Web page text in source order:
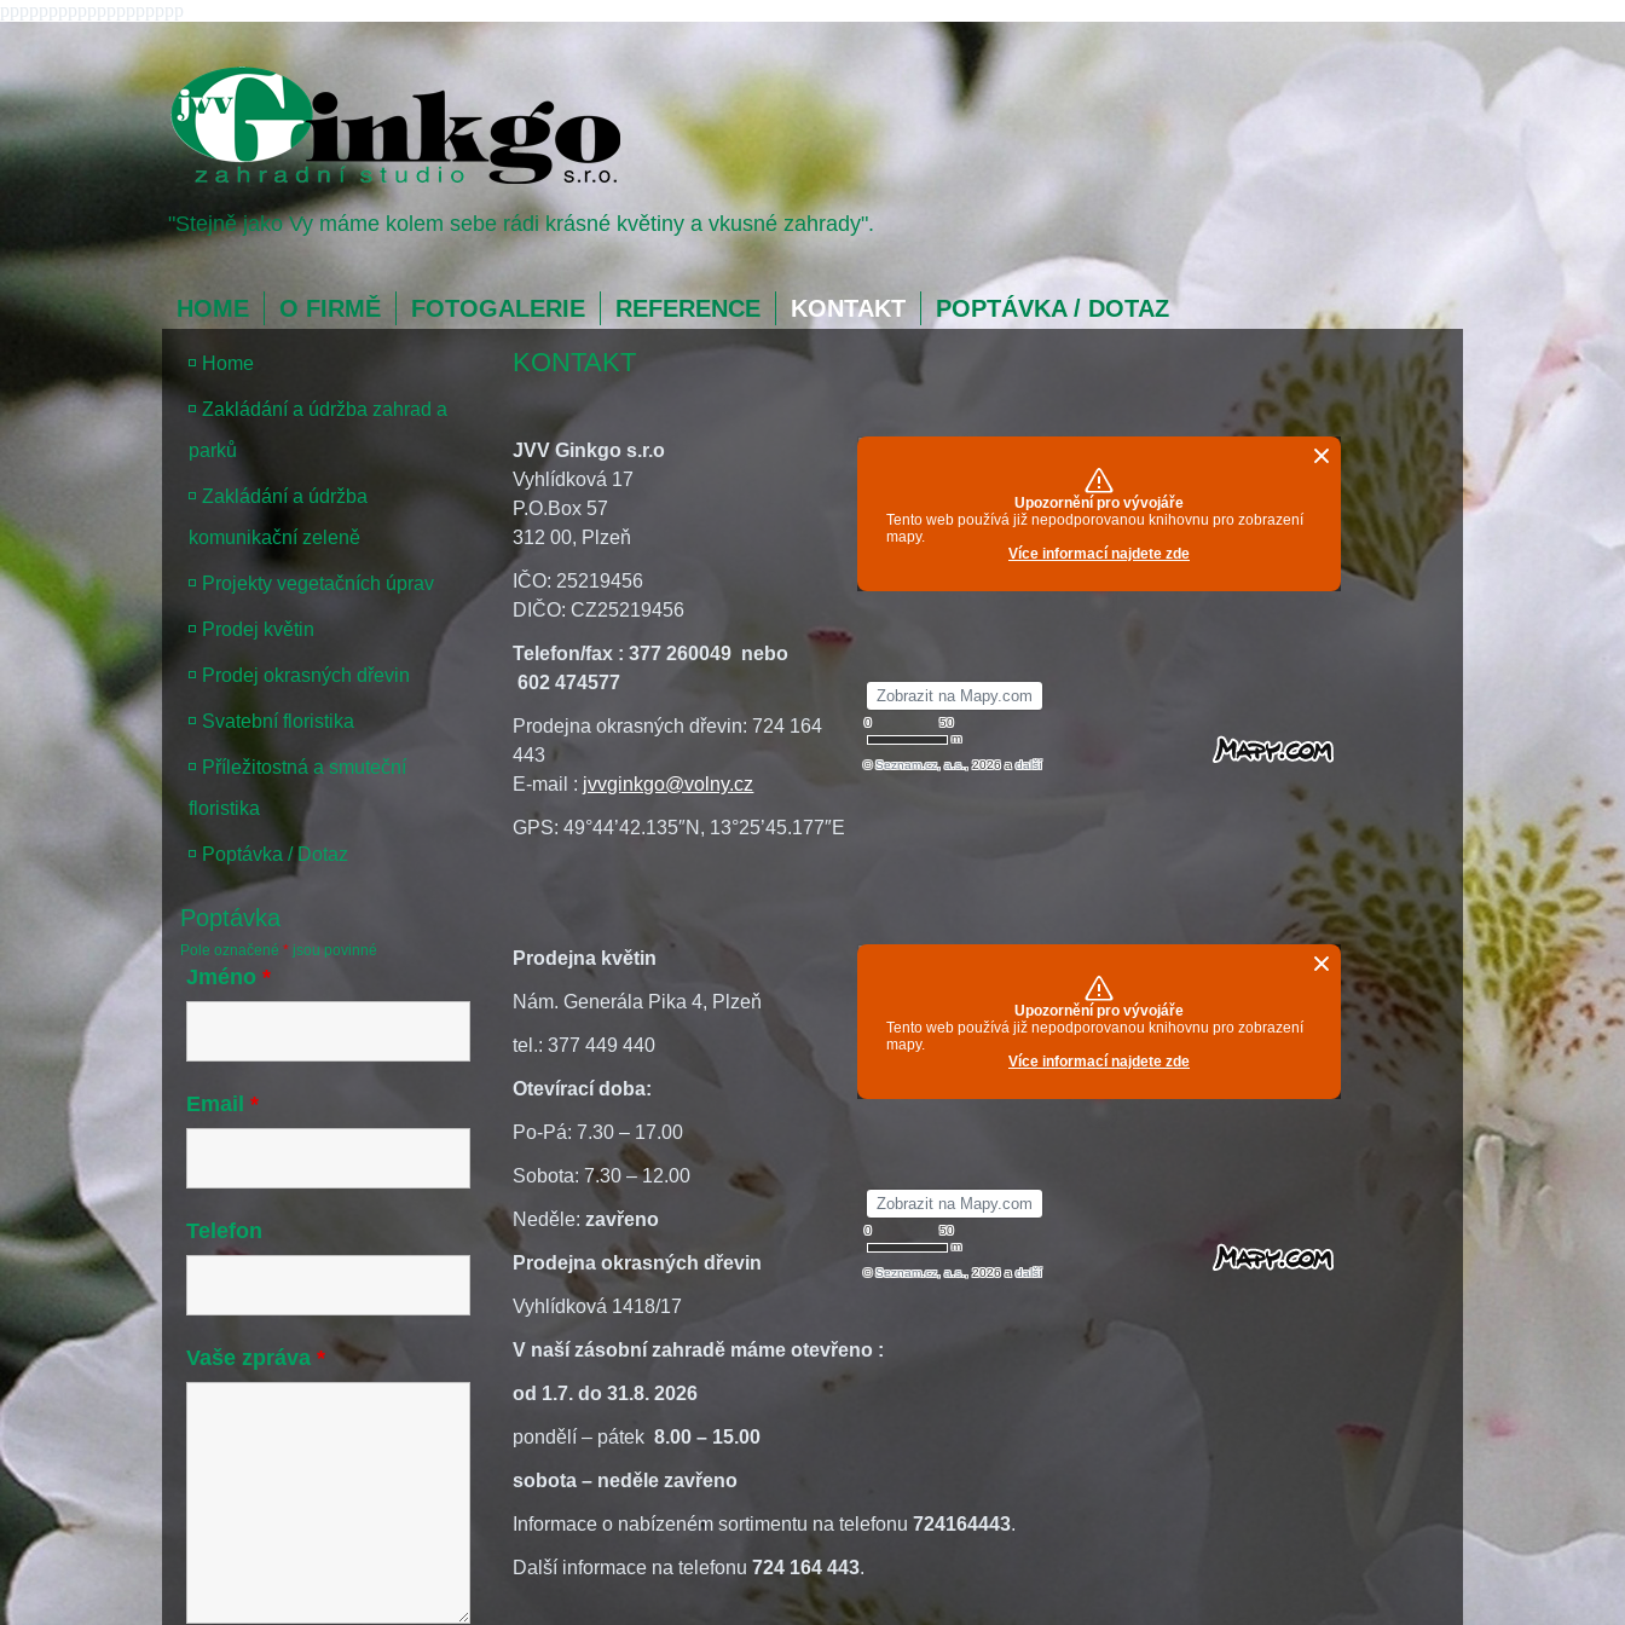
ppppppppppppppppppp
"Stejně jako Vy máme kolem sebe rádi krásné květiny a vkusné zahrady".
HOME O FIRMĚ FOTOGALERIE REFERENCE KONTAKT POPTÁVKA / DOTAZ
Home
Zakládání a údržba zahrad a
parků
Zakládání a údržba
komunikační zeleně
Projekty vegetačních úprav
Prodej květin
Prodej okrasných dřevin
Svatební floristika
Příležitostná a smuteční
floristika
Poptávka / Dotaz
Poptávka
Pole označené* jsou povinné
Jméno*
Email*
Telefon
Vaše zpráva*
KONTAKT
JVV Ginkgo s.r.o
Vyhlídková 17
P.O.Box 57
312 00, Plzeň
IČO: 25219456
DIČO: CZ25219456
Telefon/fax : 377 260049 nebo
602 474577
Prodejna okrasných dřevin: 724 164
443
E-mail : jvvginkgo@volny.cz
GPS: 49°44’42.135″N, 13°25’45.177″E
Prodejna květin
Nám. Generála Pika 4, Plzeň
tel.: 377 449 440
Otevírací doba:
Po-Pá: 7.30 – 17.00
Sobota: 7.30 – 12.00
Neděle:zavřeno
Prodejna okrasných dřevin
Vyhlídková 1418/17
V naší zásobní zahradě máme otevřeno :
od 1.7. do 31.8. 2026
pondělí – pátek 8.00 – 15.00
sobota – neděle zavřeno
Informace o nabízeném sortimentu na telefonu724164443.
Další informace na telefonu724 164 443.